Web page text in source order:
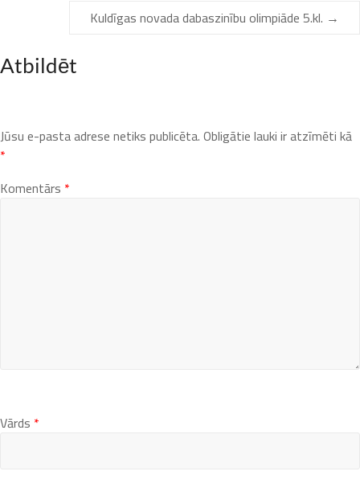
Kuldīgas novada dabaszinību olimpiāde 5.kl. →
Atbildēt
Jūsu e-pasta adrese netiks publicēta.Obligātie lauki ir atzīmēti kā
*
Komentārs *
Vārds *